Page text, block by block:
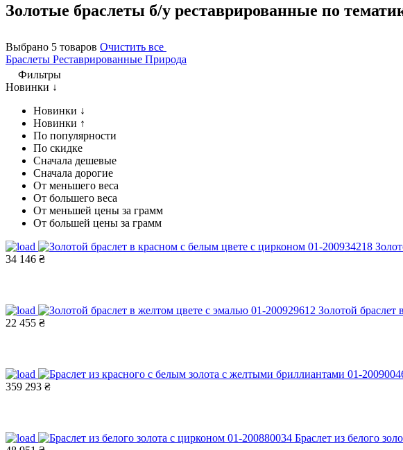
Золотые браслеты б/у реставрированные по
Выбрано 5 товаров Очистить все
Браслеты Реставрированные Природа
Фильтры
Новинки ↓
Новинки ↓
Новинки ↑
По популярности
По скидке
Сначала дешевые
Сначала дорогие
От меньшего веса
От большего веса
От меньшей цены за грамм
От большей цены за грамм
34 146 ₴
Золотой браслет
22 455 ₴
359 293 ₴
Браслет из белого